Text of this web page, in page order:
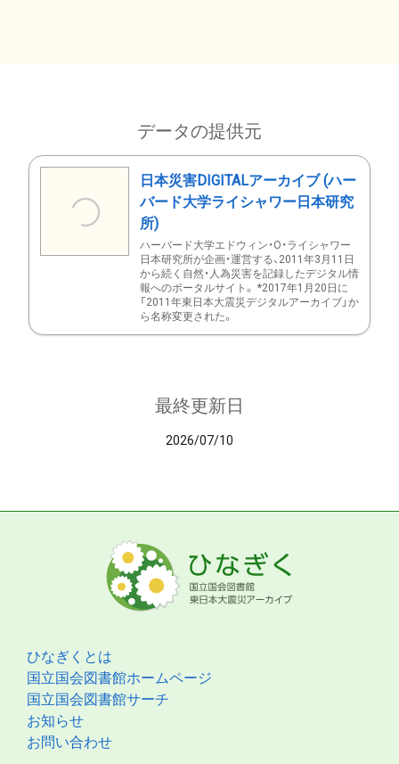
データの提供元
日本災害DIGITALアーカイブ (ハー
バード大学ライシャワー日本研究
所)
ハーバード大学エドウィン・O・ライシャワー
日本研究所が企画・運営する、2011年3月11日
から続く自然・人為災害を記録したデジタル情
報へのポータルサイト。 *2017年1月20日に
「2011年東日本大震災デジタルアーカイブ」か
ら名称変更された。
最終更新日
2026/07/10
ひなぎくとは
国立国会図書館ホームページ
国立国会図書館サーチ
お知らせ
お問い合わせ